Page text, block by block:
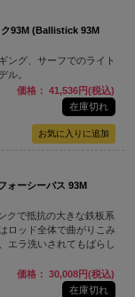
93M (Ballistick 93M
ング、サーフでのライト
ル。
価格： 41,536円(税込)
在庫切れ
ォーシーバス 93M
クで抵抗の大きな鉄板系
ロッド全体で曲がりこみ
エラ洗いされてもばらし
価格： 30,008円(税込)
在庫切れ